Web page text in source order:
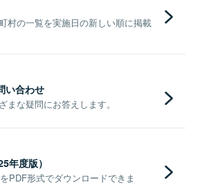
村の一覧を実施日の新しい順に掲載
い合わせ
まな疑問にお答えします。
年度版）
PDF形式でダウンロードできま